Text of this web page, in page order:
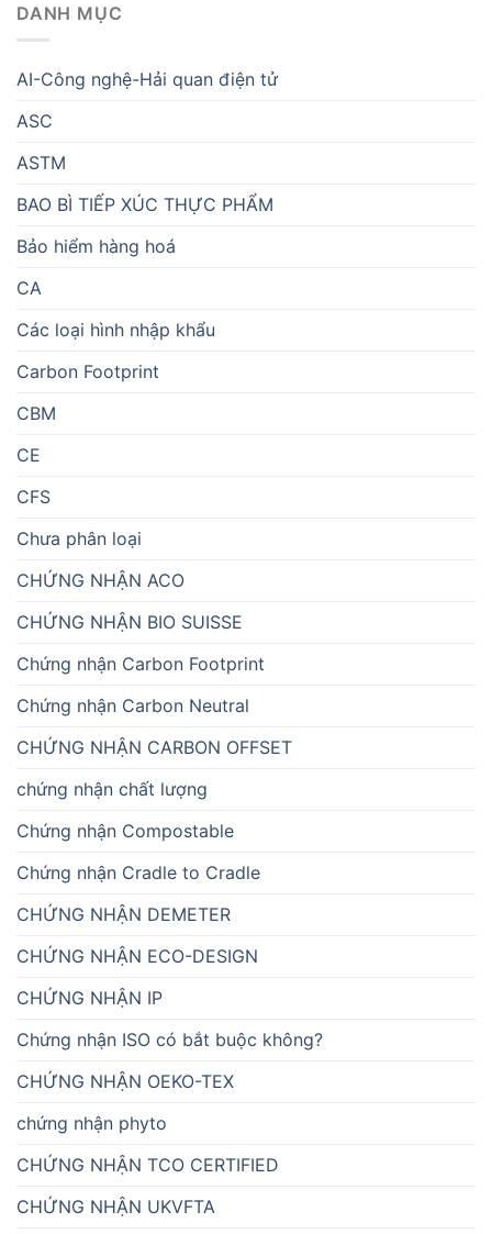
DANH MỤC
AI-Công nghệ-Hải quan điện tử
ASC
ASTM
BAO BÌ TIẾP XÚC THỰC PHẨM
Bảo hiểm hàng hoá
CA
Các loại hình nhập khẩu
Carbon Footprint
CBM
CE
CFS
Chưa phân loại
CHỨNG NHẬN ACO
CHỨNG NHẬN BIO SUISSE
Chứng nhận Carbon Footprint
Chứng nhận Carbon Neutral
CHỨNG NHẬN CARBON OFFSET
chứng nhận chất lượng
Chứng nhận Compostable
Chứng nhận Cradle to Cradle
CHỨNG NHẬN DEMETER
CHỨNG NHẬN ECO-DESIGN
CHỨNG NHẬN IP
Chứng nhận ISO có bắt buộc không?
CHỨNG NHẬN OEKO-TEX
chứng nhận phyto
CHỨNG NHẬN TCO CERTIFIED
CHỨNG NHẬN UKVFTA